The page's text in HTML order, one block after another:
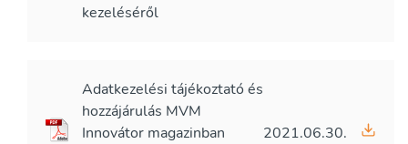
kezeléséről
Adatkezelési tájékoztató és
hozzájárulás MVM
Innovátor magazinban
2021.06.30.